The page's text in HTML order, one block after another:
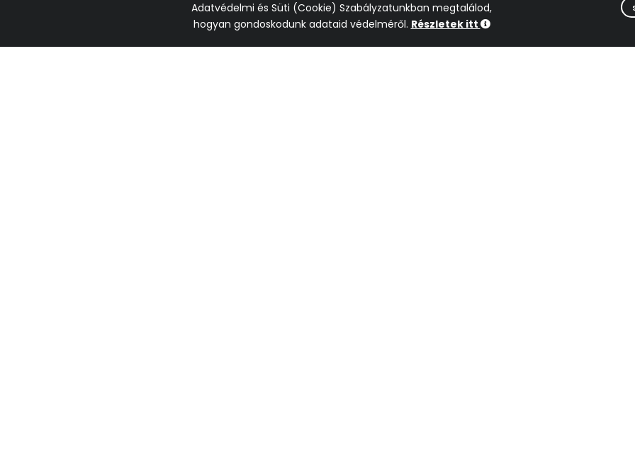
Adatvédelmi és Süti (Cookie) Szabályzatunkban megtalálod,
hogyan gondoskodunk adataid védelméről. Részletek itt